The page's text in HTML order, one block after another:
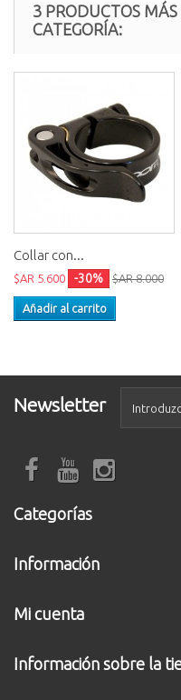
3 PRODUCTOS
CATEGORÍA:
Collar con...
$AR 5.600 -30% $AR 8.000
Añadir al carrito
Newsletter
Categorías
Información
Mi cuenta
Información sobre la